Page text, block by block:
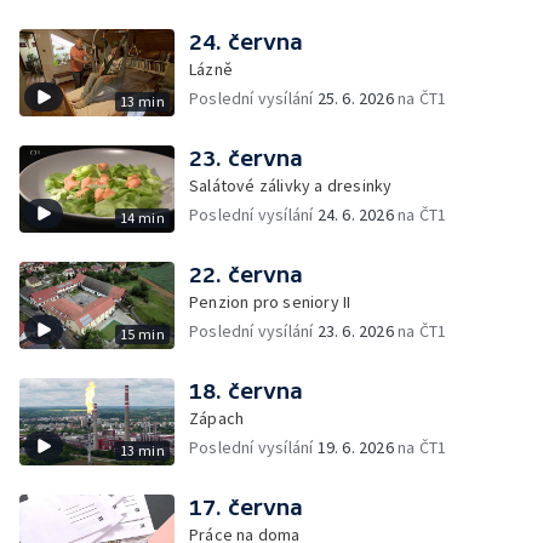
13 min
24. června
Lázně
Poslední vysílání 25. 6. 2026na ČT1
14 min
23. června
Salátové zálivky a dresinky
Poslední vysílání 24. 6. 2026na ČT1
15 min
22. června
Penzion pro seniory II
Poslední vysílání 23. 6. 2026na ČT1
13 min
18. června
Zápach
Poslední vysílání19. 6. 2026na ČT1
17. června
Práce na doma